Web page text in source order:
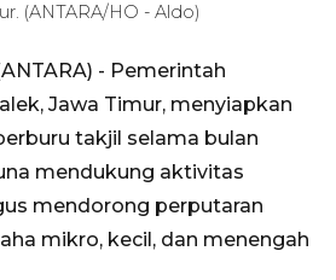
(ANTARA/HO - Aldo)
- Pemerintah
Jawa Timur, menyiapkan
takjil selama bulan
mendukung aktivitas
mendorong perputaran
mikro, kecil, dan menengah